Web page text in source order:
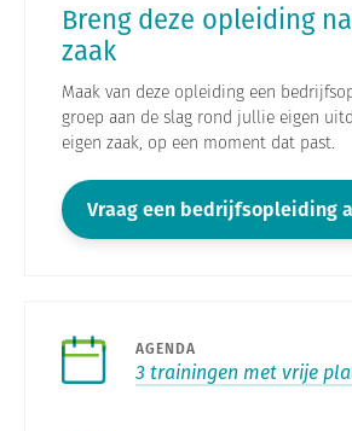
Breng deze opleiding
zaak
Maak van deze opleiding een
groep aan de slag rond jullie eigen
eigen zaak, op een moment dat past.
Vraag een bedrijfsopleiding
AGENDA
3 trainingen met vrije